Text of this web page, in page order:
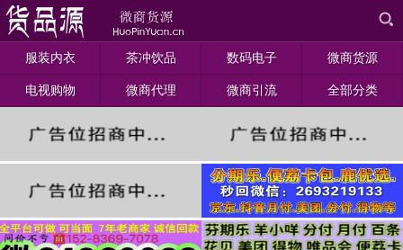
服装内衣 茶冲饮品 数码电子 微商货源
电视购物 微商代理 微商引流 全部分类